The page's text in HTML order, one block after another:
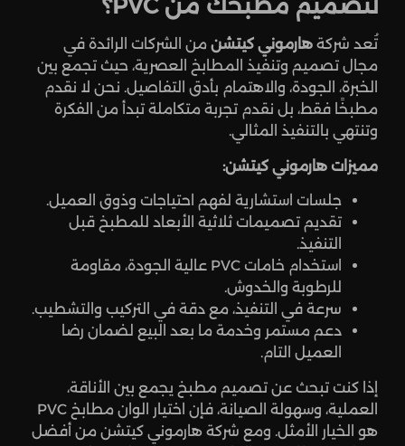
لتصميم مطبخك من PVC؟
تُعد شركة هارموني كيتشن من الشركات الرائدة في
مجال تصميم وتنفيذ المطابخ العصرية، حيث تجمع بين
الخبرة، الجودة، والاهتمام بأدق التفاصيل. نحن لا نقدم
مطبخًا فقط، بل نقدم تجربة متكاملة تبدأ من الفكرة
وتنتهي بالتنفيذ المثالي.
مميزات هارموني كيتشن:
جلسات استشارية لفهم احتياجات وذوق العميل.
تقديم تصميمات ثلاثية الأبعاد للمطبخ قبل
التنفيذ.
استخدام خامات PVC عالية الجودة، مقاومة
للرطوبة والخدوش.
سرعة في التنفيذ، مع دقة في التركيب والتشطيب.
دعم مستمر وخدمة ما بعد البيع لضمان رضا
العميل التام.
إذا كنت تبحث عن تصميم مطبخ يجمع بين الأناقة،
العملية، وسهولة الصيانة، فإن اختيار الوان مطابخ PVC
هو الخيار الأمثل. ومع شركة هارموني كيتشن من أفضل